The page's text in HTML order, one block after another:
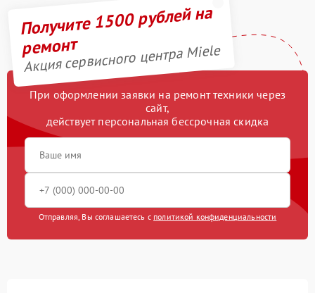
Получите 1500 рублей на
ремонт
Акция сервисного центра Miele
При оформлении заявки на ремонт техники через
сайт,
действует персональная бессрочная скидка
Отправляя, Вы соглашаетесь с политикой конфиденциальности